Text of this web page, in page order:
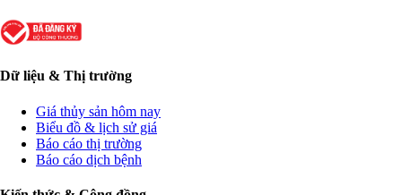
Dữ liệu & Thị trường
Giá thủy sản hôm nay
Biểu đồ & lịch sử giá
Báo cáo thị trường
Báo cáo dịch bệnh